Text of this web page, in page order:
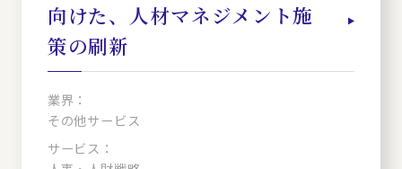
向けた、人材マネジメント施
策の刷新
業界：
その他サービス
サービス：